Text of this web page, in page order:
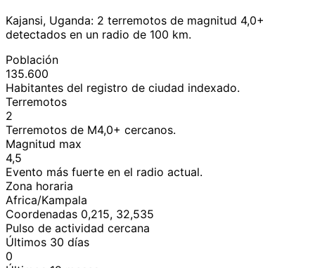
Kajansi, Uganda: 2 terremotos de magnitud 4,0+
detectados en un radio de 100 km.
Población
135.600
Habitantes del registro de ciudad indexado.
Terremotos
2
Terremotos de M4,0+ cercanos.
Magnitud max
4,5
Evento más fuerte en el radio actual.
Zona horaria
Africa/Kampala
Coordenadas 0,215, 32,535
Pulso de actividad cercana
Últimos 30 días
0